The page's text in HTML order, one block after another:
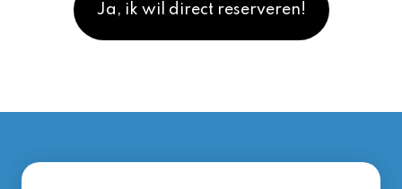
Ja, ik wil direct reserveren!